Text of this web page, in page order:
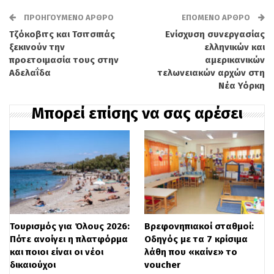
[συμπληρώστε ποσό] ευρώ, με 5ήμερο,
8ωρο πρόγραμμα που περιλαμβάνει
βάρδιες (06:00–14:00 / 14:00–22:00).
αναλαμβάνει η εξειδικευμένη εταιρεία
ανθρώπινου δυναμικού
STAFFPRODUCTION, ενώ οι θέσεις έχουν
ελεγχθεί από το workenter.gr.
Τα καθήκοντα των εργαζομένων
περιλαμβάνουν:
* Picking παραγγελιών
* Τοποθέτηση προϊόντων στα ράφια και
ΠΡΟΗΓΟΎΜΕΝΟ ΆΡΘΡΟ
Τζόκοβιτς και Τσιτσιπάς
ξεκινούν την
προετοιμασία τους στην
Αδελαΐδα
ΕΠΌΜΕΝΟ ΆΡΘΡΟ
Ενίσχυση συνεργασίας
ελληνικών και
αμερικανικών
τελωνειακών αρχών στη
Νέα Υόρκη
Μπορεί επίσης να σας αρέσει
Τουρισμός για Όλους 2026:
Πότε ανοίγει η πλατφόρμα
και ποιοι είναι οι νέοι
δικαιούχοι
Βρεφονηπιακοί σταθμοί:
Οδηγός με τα 7 κρίσιμα
λάθη που «καίνε» το
voucher